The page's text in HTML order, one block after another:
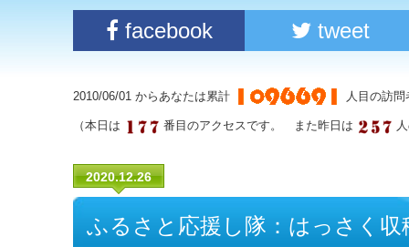
facebook tweet
2010/06/01 からあなたは累計 人目の訪
（本日は 番目のアクセスです。 また昨日は
2020.12.26
ふるさと応援し隊：はっさく